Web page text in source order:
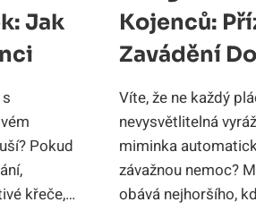
Jak
Pokud
křeče,…
Kojenců:
Zavádění
Víte, že ne každý
nevysvětlitelná
miminka
závažnou nemoc?
obává nejhoršího,